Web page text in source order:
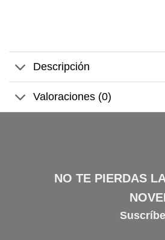
Descripción
Valoraciones (0)
NO TE PIERDAS